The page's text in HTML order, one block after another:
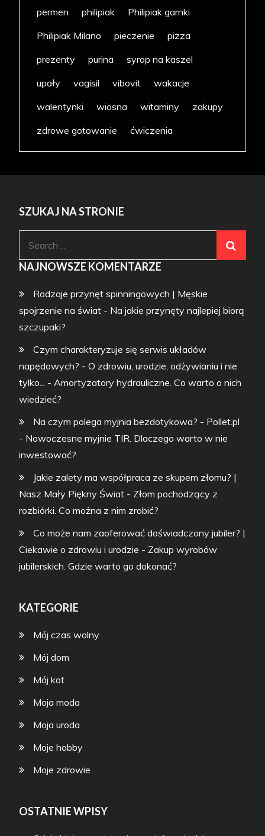
permen philipiak
Philipiak garnki
Philipiak Milano
pieczenie
pizza
prezenty
purina
syrop na kaszel
upały
vagisil vibovit
wakacje
walentynki
wiosna witaminy
zakupy
zdrowe gotowanie
ćwiczenia
SZUKAJ NA STRONIE
NAJNOWSZE KOMENTARZE
Rodzaje przynęt spinningowych | Męskie
spojrzenie na świat - Na jakie przynęty najlepiej biorą
szczupaki?
Czym charakteryzuje się serwis układów
napędowych? - O zdrowiu, urodzie, odżywianiu i nie
tylko... -Amortyzatory hydrauliczne. Co warto o nich
wiedzieć?
Na czym polega myjnia bezdotykowa? - Pollet.pl
- Nowoczesne myjnie TIR. Dlaczego warto w nie
inwestować?
Jakie zalety ma współpraca ze skupem złomu? |
Nasz Mały Piękny Świat - Złom pochodzący z
rozbiórki. Co można z nim zrobić?
Co może nam zaoferować doświadczony jubiler? |
Ciekawie o zdrowiu i urodzie - Zakup wyrobów
jubilerskich. Gdzie warto go dokonać?
KATEGORIE
Mój czas wolny
Mój dom
Mój kot
Moja moda
Moja uroda
Moje hobby
Moje zdrowie
OSTATNIE WPISY